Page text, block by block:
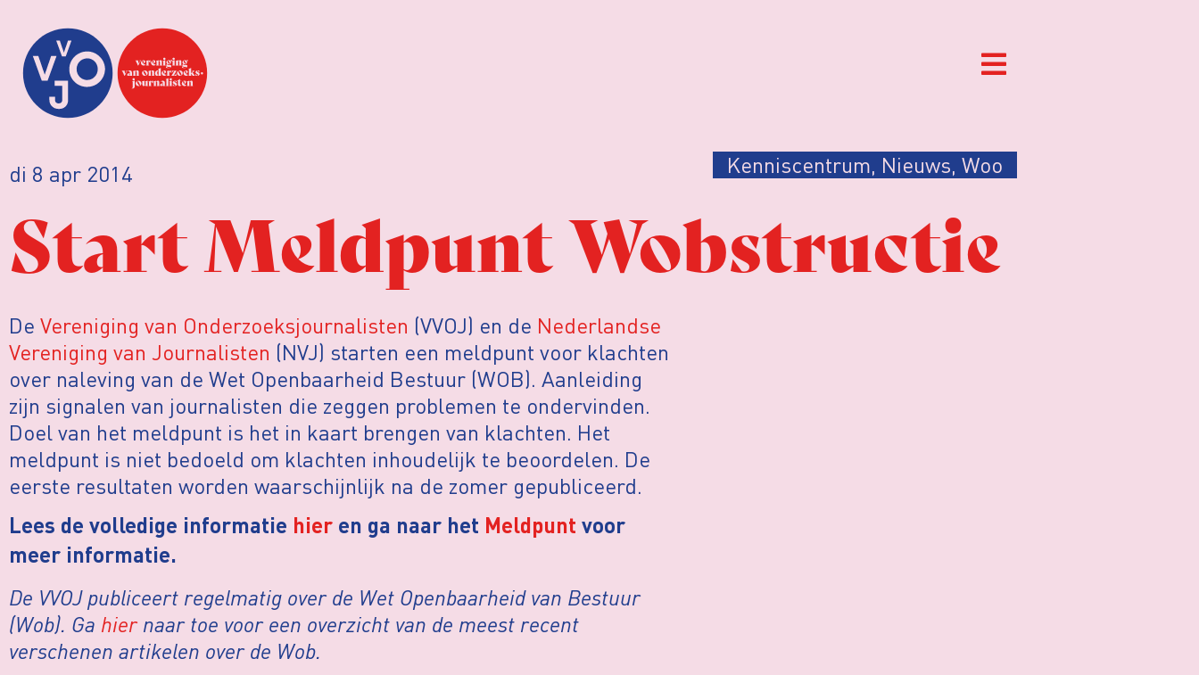
di 8 apr 2014 Kenniscentrum, Nieuws, Woo
Start Meldpunt Wobstructie
De Vereniging van Onderzoeksjournalisten (VVOJ) en de Nederlandse
Vereniging van Journalisten (NVJ) starten een meldpunt voor klachten
over naleving van de Wet Openbaarheid Bestuur (WOB). Aanleiding
zijn signalen van journalisten die zeggen problemen te ondervinden.
Doel van het meldpunt is het in kaart brengen van klachten. Het
meldpunt is niet bedoeld om klachten inhoudelijk te beoordelen. De
eerste resultaten worden waarschijnlijk na de zomer gepubliceerd.
Lees de volledige informatie hier en ga naar het Meldpunt voor
meer informatie.
De VVOJ publiceert regelmatig over de Wet Openbaarheid van Bestuur
(Wob). Ga hiernaar toe voor een overzicht van de meest recent
verschenen artikelen over de Wob.